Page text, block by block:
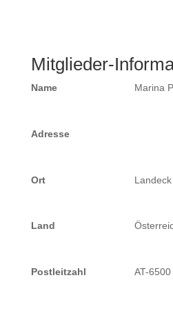
Mitglieder-
Name Marina
Adresse
Ort Landeck
Land
Postleitzahl AT-6500